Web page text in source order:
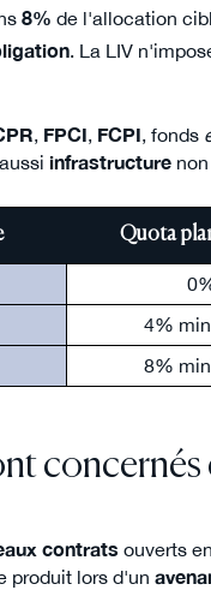
8% de l'allocation
. La LIV
, FPCI, FCPI, fonds
infrastructure
Quota
4%
8%
concernés
contrats ouverts
produit lors d'un